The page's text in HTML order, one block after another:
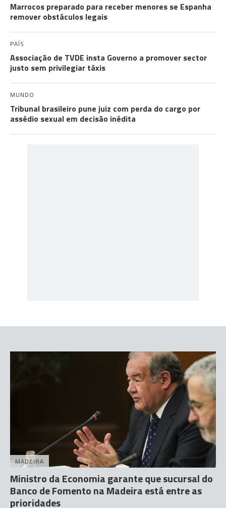
Marrocos preparado para receber menores se Espanha
remover obstáculos legais
PAÍS
Associação de TVDE insta Governo a promover sector
justo sem privilegiar táxis
MUNDO
Tribunal brasileiro pune juiz com perda do cargo por
assédio sexual em decisão inédita
MADEIRA
Ministro da Economia garante que sucursal do
Banco de Fomento na Madeira está entre as
prioridades